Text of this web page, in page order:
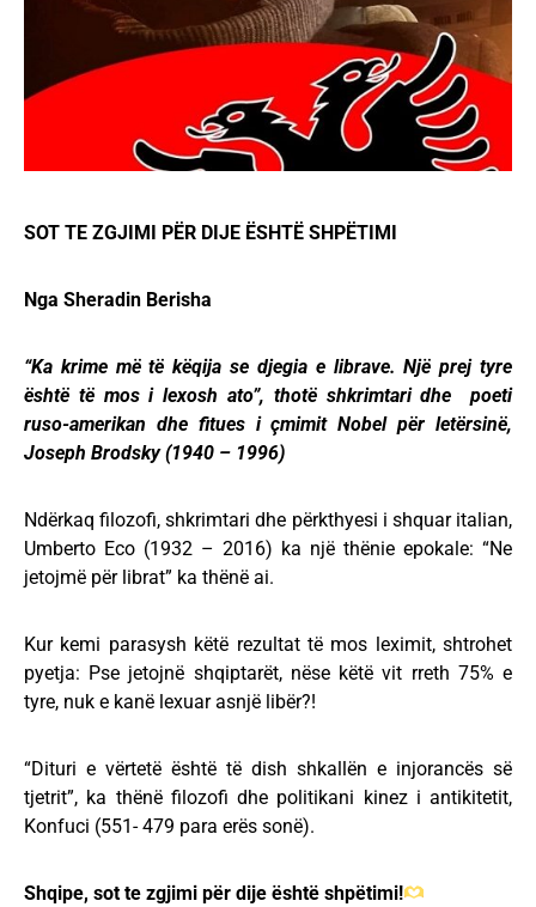
SOT TE ZGJIMI PËR DIJE ËSHTË SHPËTIMI
Nga Sheradin Berisha
“Ka krime më të këqija se djegia e librave. Një prej tyre
është të mos i lexosh ato”, thotë shkrimtari dhe poeti
ruso-amerikan dhe fitues i çmimit Nobel për letërsinë,
Joseph Brodsky (1940 – 1996)
Ndërkaq filozofi, shkrimtari dhe përkthyesi i shquar italian,
Umberto Eco (1932 – 2016) ka një thënie epokale: “Ne
jetojmë për librat” ka thënë ai.
Kur kemi parasysh këtë rezultat të mos leximit, shtrohet
pyetja: Pse jetojnë shqiptarët, nëse këtë vit rreth 75% e
tyre, nuk e kanë lexuar asnjë libër?!
“Dituri e vërtetë është të dish shkallën e injorancës së
tjetrit”, ka thënë filozofi dhe politikani kinez i antikitetit,
Konfuci (551- 479 para erës sonë).
Shqipe, sot te zgjimi për dije është shpëtimi!